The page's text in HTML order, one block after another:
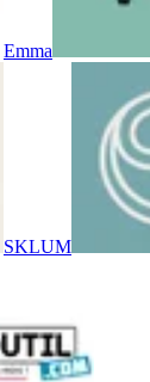
Emma
SKLUM